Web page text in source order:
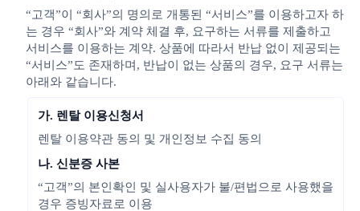
“고객”이 “회사”의 명의로 개통된 “서비스”를 이용하고자 하
는 경우 “회사”와 계약 체결 후, 요구하는 서류를 제출하고
서비스를 이용하는 계약. 상품에 따라서 반납 없이 제공되는
“서비스”도 존재하며, 반납이 없는 상품의 경우, 요구 서류는
아래와 같습니다.
가. 렌탈 이용신청서
렌탈 이용약관 동의 및 개인정보 수집 동의
나. 신분증 사본
“고객”의 본인확인 및 실사용자가 불/편법으로 사용했을
경우 증빙자료로 이용